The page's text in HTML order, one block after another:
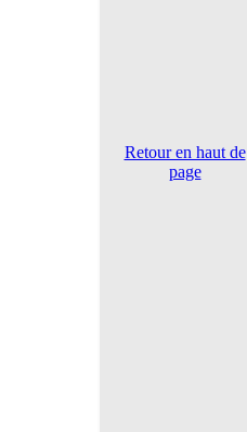
Retour en haut de
page